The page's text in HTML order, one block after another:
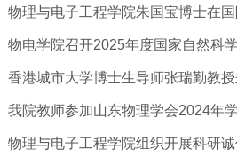
物理与电子工程学院朱国宝博士在
物电学院召开2025年度国家自然科
香港城市大学博士生导师张瑞勤教
我院教师参加山东物理学会2024年
物理与电子工程学院组织开展科研